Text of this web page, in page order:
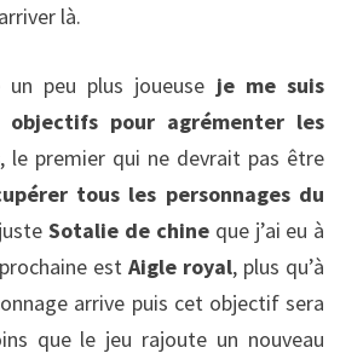
là.
peu plus joueuse je me suis
objectifs pour agrémenter les
, le premier qui ne devrait pas être
tous les personnages du
Sotalie de chineque j’ai eu à
estAigle royal, plus qu’à
arrive puis cet objectif sera
que le jeu rajoute un nouveau